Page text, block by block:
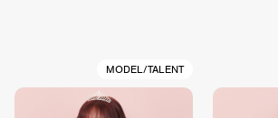
MODEL/TALENT